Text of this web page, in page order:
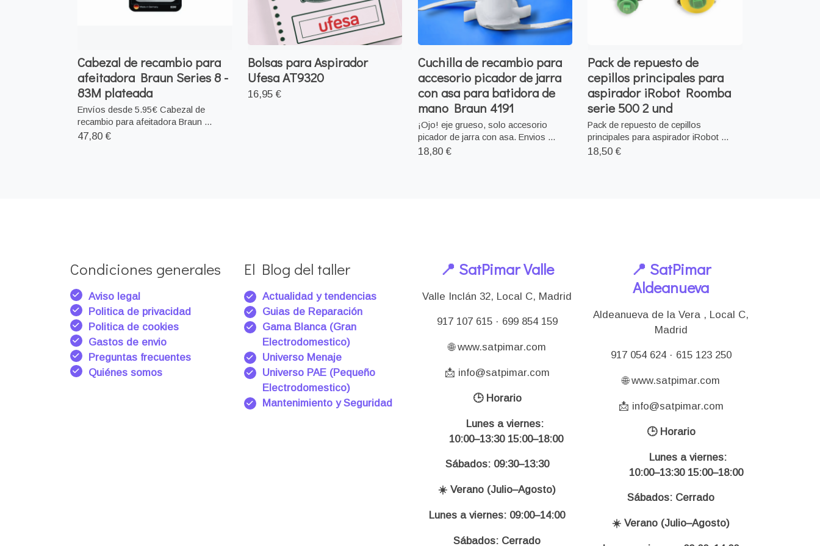
Cabezal de recambio para
afeitadora Braun Series 8 -
83M plateada
Envíos desde 5.95€ Cabezal de
recambio para afeitadora Braun ...
47,80 €
Bolsas para Aspirador
Ufesa AT9320
16,95 €
Cuchilla de recambio para
accesorio picador de jarra
con asa para batidora de
mano Braun 4191
¡Ojo! eje grueso, solo accesorio
picador de jarra con asa. Envios ...
18,80 €
Pack de repuesto de
cepillos principales para
aspirador iRobot Roomba
serie 500 2 und
Pack de repuesto de cepillos
principales para aspirador iRobot ...
18,50 €
Condiciones generales
Aviso legal
Politica de privacidad
Politica de cookies
Gastos de envio
Preguntas frecuentes
Quiénes somos
El Blog del taller
Actualidad y tendencias
Guias de Reparación
Gama Blanca (Gran
Electrodomestico)
Universo Menaje
Universo PAE (Pequeño
Electrodomestico)
Mantenimiento y Seguridad
📍 SatPimar Valle
Valle Inclán 32, Local C, Madrid
917 107 615 · 699 854 159
🌐 www.satpimar.com
📩 info@satpimar.com
🕒 Horario
Lunes a viernes:
10:00–13:30 15:00–18:00
Sábados: 09:30–13:30
☀️ Verano (Julio–Agosto)
Lunes a viernes: 09:00–14:00
Sábados: Cerrado
📍 SatPimar
Aldeanueva
Aldeanueva de la Vera , Local C,
Madrid
917 054 624 · 615 123 250
🌐 www.satpimar.com
📩 info@satpimar.com
🕒 Horario
Lunes a viernes:
10:00–13:30 15:00–18:00
Sábados: Cerrado
☀️ Verano (Julio–Agosto)